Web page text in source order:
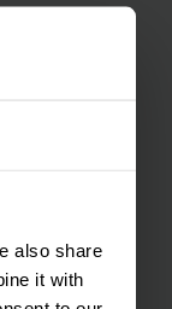
also share
it with